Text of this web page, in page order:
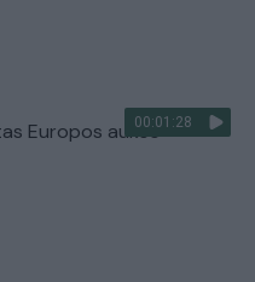
00:01:28
Europos aukso